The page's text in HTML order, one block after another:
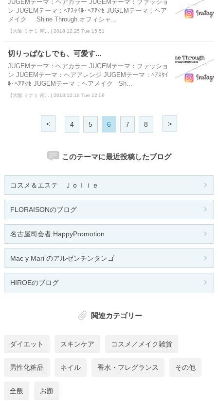
JUGEMテーマ：ヘアカラー JUGEMテーマ：ファッショ
ン JUGEMテーマ：ﾍｱｽﾀｲﾙ･ﾍｱｱｸｾ JUGEMテーマ：ヘア
メイク Shine Through オフィシャ...
【大阪 ミナミ 南... | 2018.12.25 Tue 15:51
切りっぱなしでも、可愛す...
JUGEMテーマ：ヘアカラー JUGEMテーマ：ファッショ
ン JUGEMテーマ：ヘアアレンジ JUGEMテーマ：ﾍｱｽﾀｲ
ﾙ･ﾍｱｱｸｾ JUGEMテーマ：ヘアメイク Sh...
【大阪 ミナミ 南... | 2018.12.18 Tue 12:08
< 4 5 6 7 8 >
このテーマに最近投稿したブログ
コスメ＆エステ Ｊｏｌｉｅ
FLORAISONのブログ
名古屋司会者:HappyPromotion
Mac y Mari のアルゼンチンタンゴ
HIROEのブログ
関連カテゴリー
ダイエット スキンケア コスメ／メイク雑貨
男性化粧品 ネイル 香水・フレグランス その他
全般 お題